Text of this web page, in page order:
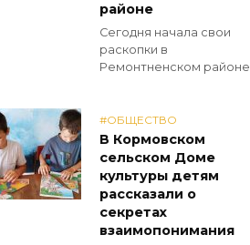
районе
Сегодня начала свои
раскопки в
Ремонтненском районе
#ОБЩЕСТВО
В Кормовском
сельском Доме
культуры детям
рассказали о
секретах
взаимопонимания